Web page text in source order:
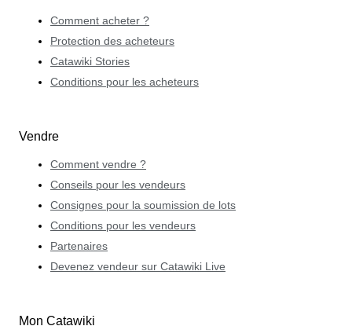
Comment acheter ?
Protection des acheteurs
Catawiki Stories
Conditions pour les acheteurs
Vendre
Comment vendre ?
Conseils pour les vendeurs
Consignes pour la soumission de lots
Conditions pour les vendeurs
Partenaires
Devenez vendeur sur Catawiki Live
Mon Catawiki